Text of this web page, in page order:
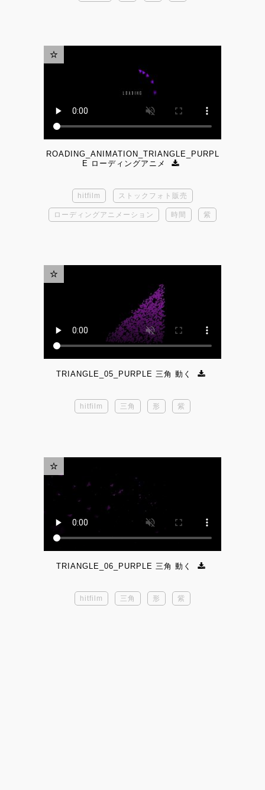
ROADING_ANIMATION_TRIANGLE_PURPL
E ローディングアニメ
hitfilm ストックフォト販売
ローディングアニメーション 時間 紫
TRIANGLE_05_PURPLE 三角 動く
hitfilm 三角 形 紫
TRIANGLE_06_PURPLE 三角 動く
hitfilm 三角 形 紫